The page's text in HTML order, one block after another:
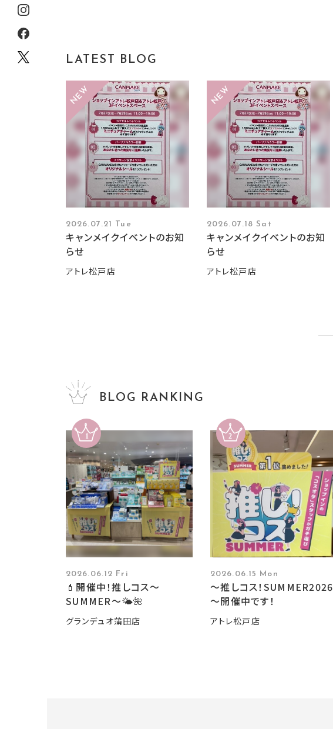
LATEST BLOG
2026.07.21 Tue
キャンメイクイベントのお知
らせ
アトレ松戸店
2026.07.18 Sat
キャンメイクイベントのお知
らせ
アトレ松戸店
BLOG RANKING
2026.06.12 Fri
💄開催中！推しコス〜
SUMMER〜🌤️🌺
グランデュオ蒲田店
2026.06.15 Mon
～推しコス！SUMMER2026
～開催中です！
アトレ松戸店